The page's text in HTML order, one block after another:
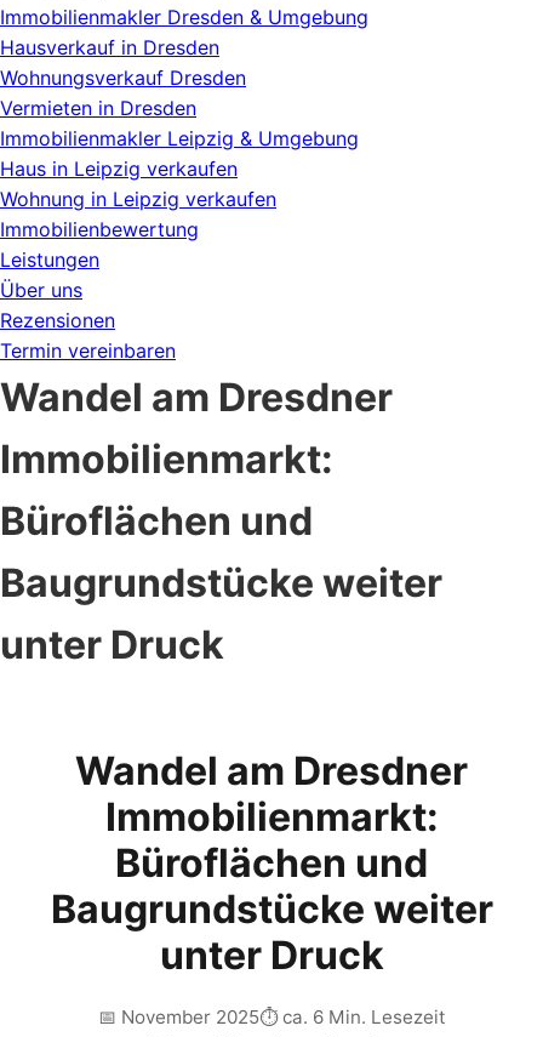
Immobilienmakler Dresden & Umgebung
Hausverkauf in Dresden
Wohnungsverkauf Dresden
Vermieten in Dresden
Immobilienmakler Leipzig & Umgebung
Haus in Leipzig verkaufen
Wohnung in Leipzig verkaufen
Immobilienbewertung
Leistungen
Über uns
Rezensionen
Termin vereinbaren
Wandel am Dresdner
Immobilienmarkt:
Büroflächen und
Baugrundstücke weiter
unter Druck
Wandel am Dresdner
Immobilienmarkt:
Büroflächen und
Baugrundstücke weiter
unter Druck
📅 November 2025⏱️ ca. 6 Min. Lesezeit